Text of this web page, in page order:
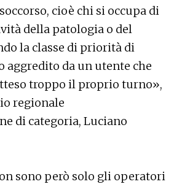
cioè chi si occupa di
della patologia o del
la classe di priorità di
aggredito da un utente che
troppo il proprio turno»,
regionale
di categoria, Luciano
sono però solo gli operatori